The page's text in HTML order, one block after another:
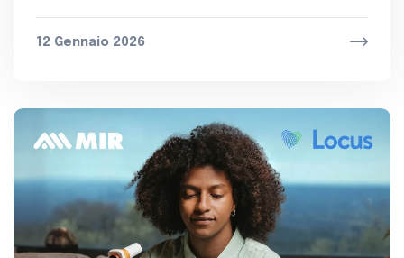
12 Gennaio 2026